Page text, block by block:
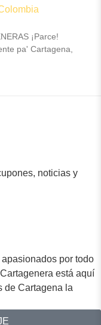
¡Parce!
pa' Cartagena,
noticias y
por todo
está aquí
de Cartagena la